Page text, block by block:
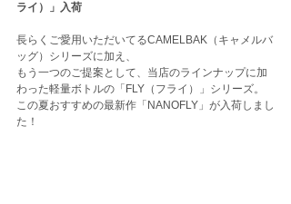
ライ）」入荷
長らくご愛用いただいてるCAMELBAK（キャメルバ
ッグ）シリーズに加え、
もう一つのご提案として、当店のラインナップに加
わった軽量ボトルの「FLY（フライ）」シリーズ。
この夏おすすめの最新作「NANOFLY」が入荷しまし
た！